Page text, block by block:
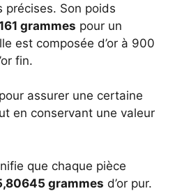
Son poids
grammes pour un
est composée d’or à 900
fin.
assurer une certaine
en conservant une valeur
que chaque pièce
grammes d’or pur.